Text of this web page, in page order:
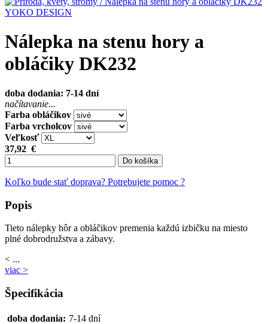
YOKO DESIGN
Nálepka na stenu hory a
obláčiky DK232
doba dodania: 7-14 dní
načítavanie...
Farba obláčikov
Farba vrcholcov
Veľkosť
37,92 €
Do košíka
Koľko bude stať doprava? Potrebujete pomoc ?
Popis
Tieto nálepky hôr a obláčikov premenia každú izbičku na miesto
plné dobrodružstva a zábavy.
< ...
viac >
Špecifikácia
doba dodania: 7-14 dní